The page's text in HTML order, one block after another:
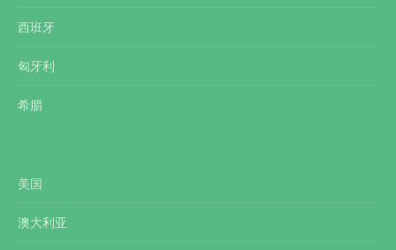
西班牙
匈牙利
希腊
美国
澳大利亚